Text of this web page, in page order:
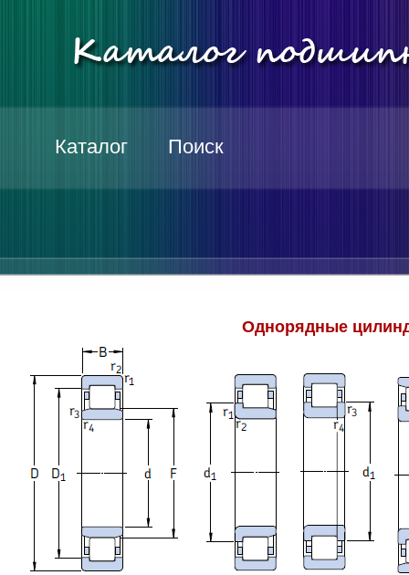
Каталог Поиск
Однорядные